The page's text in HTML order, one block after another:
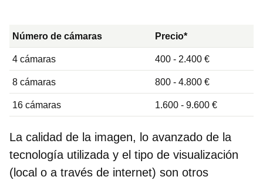
Número de cámaras Precio*
4 cámaras 400 - 2.400 €
8 cámaras 800 - 4.800 €
16 cámaras 1.600 - 9.600 €
La calidad de la imagen, lo avanzado de la
tecnología utilizada y el tipo de visualización
(local o a través de internet) son otros